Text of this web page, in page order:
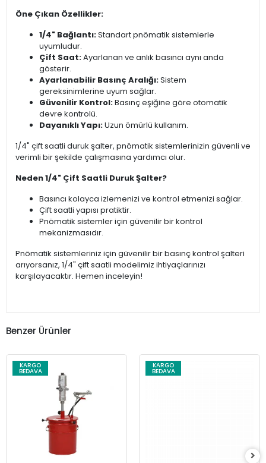
Öne Çıkan Özellikler:
1/4" Bağlantı:Standart pnömatik sistemlerle
uyumludur.
Çift Saat:Ayarlanan ve anlık basıncı aynı anda
gösterir.
Ayarlanabilir Basınç Aralığı:Sistem
gereksinimlerine uyum sağlar.
Güvenilir Kontrol:Basınç eşiğine göre otomatik
devre kontrolü.
Dayanıklı Yapı:Uzun ömürlü kullanım.
1/4" çift saatli duruk şalter, pnömatik sistemlerinizin güvenli ve
verimli bir şekilde çalışmasına yardımcı olur.
Neden 1/4" Çift Saatli Duruk Şalter?
Basıncı kolayca izlemenizi ve kontrol etmenizi sağlar.
Çift saatli yapısı pratiktir.
Pnömatik sistemler için güvenilir bir kontrol
mekanizmasıdır.
Pnömatik sistemleriniz için güvenilir bir basınç kontrol şalteri
arıyorsanız, 1/4" çift saatli modelimiz ihtiyaçlarınızı
karşılayacaktır. Hemen inceleyin!
Benzer Ürünler
KARGO
BEDAVA
KARGO
BEDAVA